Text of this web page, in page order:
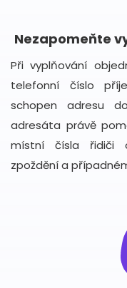
Nezapomeňte
Při vyplňování
telefonní číslo
schopen adresu
adresáta právě
místní čísla řidiči
zpoždění a